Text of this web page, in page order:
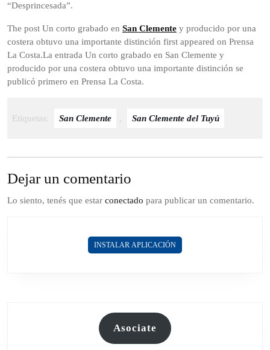
“Desprincesada”.
The post Un corto grabado en San Clemente y producido por una
costera obtuvo una importante distinción first appeared on Prensa
La Costa.La entrada Un corto grabado en San Clemente y
producido por una costera obtuvo una importante distinción se
publicó primero en Prensa La Costa.
Etiquetas: San Clemente , San Clemente del Tuyú
Dejar un comentario
Lo siento, tenés que estar conectado para publicar un comentario.
INSTALAR APLICACIÓN
Asociate